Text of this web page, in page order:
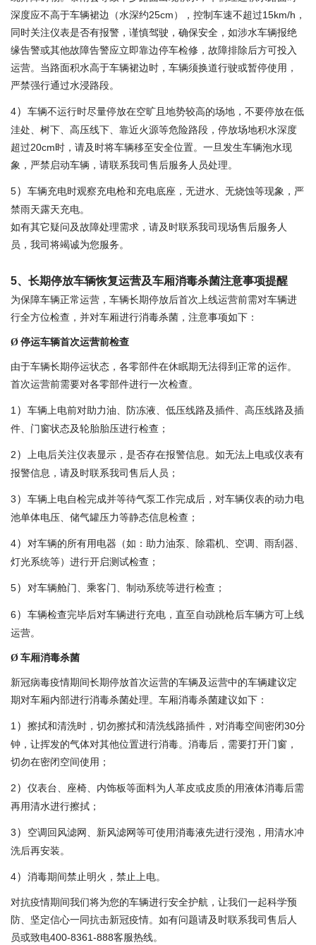
深度应不高于车辆裙边（水深约25cm），控制车速不超过15km/h ，
同时关注仪表是否有报警，谨慎驾驶，确保安全，如涉水车辆报绝
缘告警或其他故障告警应立即靠边停车检修，故障排除后方可投入
运营。当路面积水高于车辆裙边时，车辆须换道行驶或暂停使用，
严禁强行通过水浸路段。
4） 车辆不运行时尽量停放在空旷且地势较高的场地，不要停放在低
洼处、树下、高压线下、靠近火源等危险路段，停放场地积水深度
超过20cm时，请及时将车辆移至安全位置。一旦发生车辆泡水现
象，严禁启动车辆，请联系我司售后服务人员处理。
5） 车辆充电时观察充电枪和充电底座，无进水、无烧蚀等现象，严
禁雨天露天充电。
如有其它疑问及故障处理需求，请及时联系我司现场售后服务人
员，我司将竭诚为您服务。
5、长期停放车辆恢复运营及车厢消毒杀菌注意事项提醒
为保障车辆正常运营，车辆长期停放后首次上线运营前需对车辆进
行全方位检查，并对车厢进行消毒杀菌，注意事项如下：
Ø 停运车辆首次运营前检查
由于车辆长期停运状态，各零部件在休眠期无法得到正常的运作。
首次运营前需要对各零部件进行一次检查。
1 ） 车辆上电前对助力油、防冻液、低压线路及插件、高压线路及插
件、门窗状态及轮胎胎压进行检查；
2）
上电后关注仪表显示，是否存在报警信息。如无法上电或仪表有
报警信息，请及时联系我司售后人员；
3） 车辆上电自检完成并等待气泵工作完成后，对车辆仪表的动力电
池单体电压、储气罐压力等静态信息检查；
4） 对车辆的所有用电器（如：助力油泵、除霜机、空调、雨刮器、
灯光系统等）进行开启测试检查；
5） 对车辆舱门、乘客门、制动系统等进行检查；
6） 车辆检查完毕后对车辆进行充电，直至自动跳枪后车辆方可上线
运营。
Ø 车厢消毒杀菌
新冠病毒疫情期间长期停放首次运营的车辆及运营中的车辆建议定
期对车厢内部进行消毒杀菌处理。车厢消毒杀菌建议如下：
1 ） 擦拭和清洗时，切勿擦拭和清洗线路插件，对消毒空间密闭30分
钟，让挥发的气体对其他位置进行消毒。消毒后，需要打开门窗，
切勿在密闭空间使用；
2） 仪表台、座椅、内饰板等面料为人革皮或皮质的用液体消毒后需
再用清水进行擦拭；
3） 空调回风滤网、新风滤网等可使用消毒液先进行浸泡，用清水冲
洗后再安装。
4） 消毒期间禁止明火，禁止上电。
对抗疫情期间我们将为您的车辆进行安全护航，让我们一起科学预
防、坚定信心一同抗击新冠疫情。如有问题请及时联系我司售后人
员或致电400-8361-888客服热线。